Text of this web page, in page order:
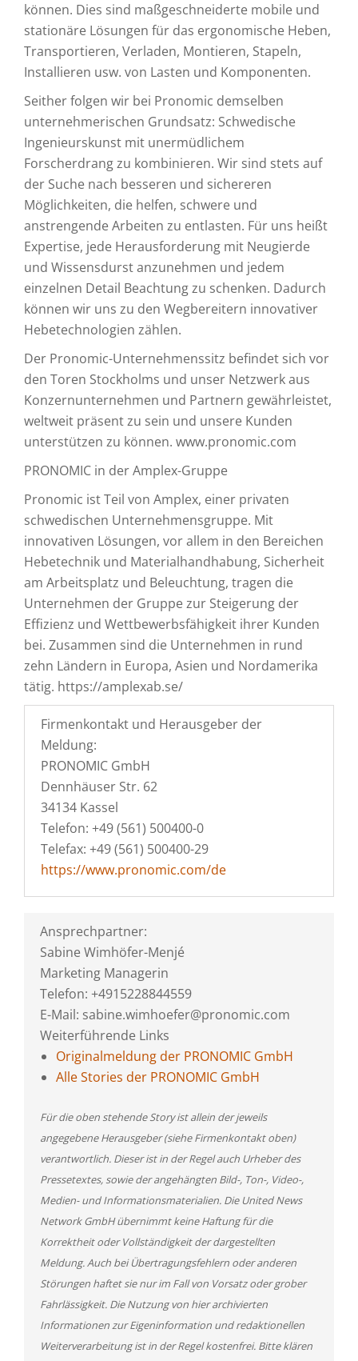
können. Dies sind maßgeschneiderte mobile und
stationäre Lösungen für das ergonomische Heben,
Transportieren, Verladen, Montieren, Stapeln,
Installieren usw. von Lasten und Komponenten.
Seither folgen wir bei Pronomic demselben
unternehmerischen Grundsatz: Schwedische
Ingenieurskunst mit unermüdlichem
Forscherdrang zu kombinieren. Wir sind stets auf
der Suche nach besseren und sichereren
Möglichkeiten, die helfen, schwere und
anstrengende Arbeiten zu entlasten. Für uns heißt
Expertise, jede Herausforderung mit Neugierde
und Wissensdurst anzunehmen und jedem
einzelnen Detail Beachtung zu schenken. Dadurch
können wir uns zu den Wegbereitern innovativer
Hebetechnologien zählen.
Der Pronomic-Unternehmenssitz befindet sich vor
den Toren Stockholms und unser Netzwerk aus
Konzernunternehmen und Partnern gewährleistet,
weltweit präsent zu sein und unsere Kunden
unterstützen zu können. www.pronomic.com
PRONOMIC in der Amplex-Gruppe
Pronomic ist Teil von Amplex, einer privaten
schwedischen Unternehmensgruppe. Mit
innovativen Lösungen, vor allem in den Bereichen
Hebetechnik und Materialhandhabung, Sicherheit
am Arbeitsplatz und Beleuchtung, tragen die
Unternehmen der Gruppe zur Steigerung der
Effizienz und Wettbewerbsfähigkeit ihrer Kunden
bei. Zusammen sind die Unternehmen in rund
zehn Ländern in Europa, Asien und Nordamerika
tätig. https://amplexab.se/
Firmenkontakt und Herausgeber der
Meldung:
PRONOMIC GmbH
Dennhäuser Str. 62
34134 Kassel
Telefon: +49 (561) 500400-0
Telefax: +49 (561) 500400-29
https://www.pronomic.com/de
Ansprechpartner:
Sabine Wimhöfer-Menjé
Marketing Managerin
Telefon: +4915228844559
E-Mail: sabine.wimhoefer@pronomic.com
Weiterführende Links
Originalmeldung der PRONOMIC GmbH
Alle Stories der PRONOMIC GmbH
Für die oben stehende Story ist allein der jeweils
angegebene Herausgeber (siehe Firmenkontakt oben)
verantwortlich. Dieser ist in der Regel auch Urheber des
Pressetextes, sowie der angehängten Bild-, Ton-, Video-,
Medien- und Informationsmaterialien. Die United News
Network GmbH übernimmt keine Haftung für die
Korrektheit oder Vollständigkeit der dargestellten
Meldung. Auch bei Übertragungsfehlern oder anderen
Störungen haftet sie nur im Fall von Vorsatz oder grober
Fahrlässigkeit. Die Nutzung von hier archivierten
Informationen zur Eigeninformation und redaktionellen
Weiterverarbeitung ist in der Regel kostenfrei. Bitte klären